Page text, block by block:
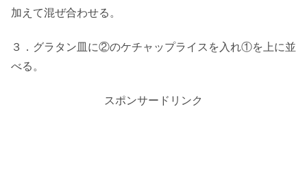
加えて混ぜ合わせる。
３．グラタン皿に②のケチャップライスを入れ①を上に並
べる。
スポンサードリンク